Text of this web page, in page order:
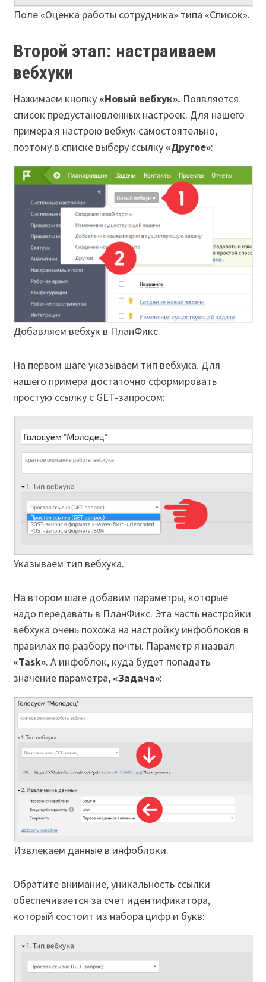
Поле «Оценка работы сотрудника» типа «Список».
Второй этап: настраиваем
вебхуки
Нажимаем кнопку «Новый вебхук». Появляется
список предустановленных настроек. Для нашего
примера я настрою вебхук самостоятельно,
поэтому в списке выберу ссылку «Другое»:
Добавляем вебхук в ПланФикс.
На первом шаге указываем тип вебхука. Для
нашего примера достаточно сформировать
простую ссылку с GET-запросом:
Указываем тип вебхука.
На втором шаге добавим параметры, которые
надо передавать в ПланФикс. Эта часть настройки
вебхука очень похожа на настройку инфоблоков в
правилах по разбору почты. Параметр я назвал
«Task». А инфоблок, куда будет попадать
значение параметра, «Задача»:
Извлекаем данные в инфоблоки.
Обратите внимание, уникальность ссылки
обеспечивается за счет идентификатора,
который состоит из набора цифр и букв: